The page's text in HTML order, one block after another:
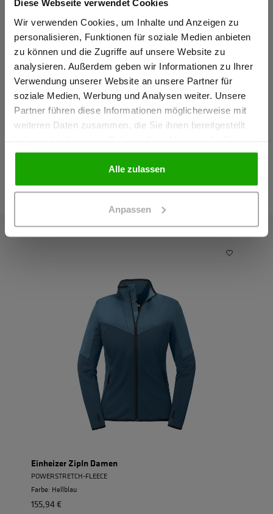
Diese Webseite verwendet Cookies
Wir verwenden Cookies, um Inhalte und Anzeigen zu
personalisieren, Funktionen für soziale Medien anbieten
zu können und die Zugriffe auf unsere Website zu
analysieren. Außerdem geben wir Informationen zu Ihrer
Verwendung unserer Website an unsere Partner für
soziale Medien, Werbung und Analysen weiter. Unsere
Partner führen diese Informationen möglicherweise mit
weiteren Daten zusammen, die Sie ihnen bereitgestellt
gesammelt haben.
Alle zulassen
Anpassen
Einheizer ZipIn Damen
POWERSTRETCH-FLEECE
Farbe: Hellblau
155,94 €
Sind Sie
Gewerbetreibender?
Ich bestätige, dass ich Gewerbetreibender bin. Alle
Preise werden netto ausgewiesen.